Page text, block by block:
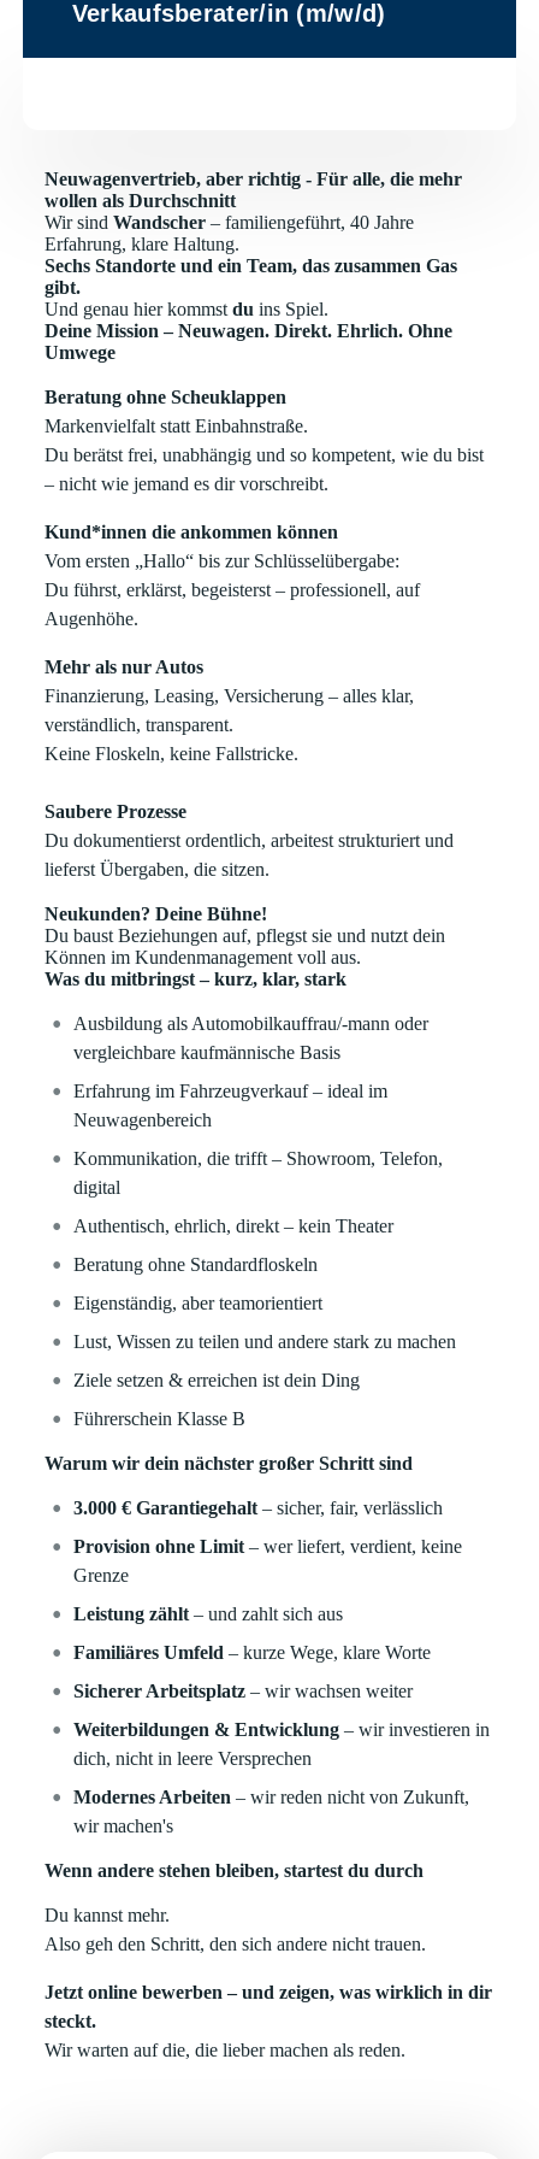
Verkaufsberater/in (m/w/d)
Neuwagenvertrieb, aber richtig - Für alle, die mehr
wollen als Durchschnitt
Wir sindWandscher – familiengeführt, 40 Jahre
Erfahrung, klare Haltung.
Sechs Standorte und ein Team, das zusammen Gas
gibt.
Und genau hier kommstdu ins Spiel.
Deine Mission – Neuwagen. Direkt. Ehrlich. Ohne
Umwege
Beratung ohne Scheuklappen
Markenvielfalt statt Einbahnstraße.
Du berätst frei, unabhängig und so kompetent, wie du bist
– nicht wie jemand es dir vorschreibt.
Kund*innen die ankommen können
Vom ersten „Hallo“ bis zur Schlüsselübergabe:
Du führst, erklärst, begeisterst – professionell, auf
Augenhöhe.
Mehr als nur Autos
Finanzierung, Leasing, Versicherung – alles klar,
verständlich, transparent.
Keine Floskeln, keine Fallstricke.
Saubere Prozesse
Du dokumentierst ordentlich, arbeitest strukturiert und
lieferst Übergaben, die sitzen.
Neukunden? Deine Bühne!
Du baust Beziehungen auf, pflegst sie und nutzt dein
Können im Kundenmanagement voll aus.
Was du mitbringst – kurz, klar, stark
Ausbildung als Automobilkauffrau/-mann oder
vergleichbare kaufmännische Basis
Erfahrung im Fahrzeugverkauf – ideal im
Neuwagenbereich
Kommunikation, die trifft – Showroom, Telefon,
digital
Authentisch, ehrlich, direkt – kein Theater
Beratung ohne Standardfloskeln
Eigenständig, aber teamorientiert
Lust, Wissen zu teilen und andere stark zu machen
Ziele setzen & erreichen ist dein Ding
Führerschein Klasse B
Warum wir dein nächster großer Schritt sind
3.000 € Garantiegehalt – sicher, fair, verlässlich
Provision ohne Limit – wer liefert, verdient, keine
Grenze
Leistung zählt – und zahlt sich aus
Familiäres Umfeld – kurze Wege, klare Worte
Sicherer Arbeitsplatz – wir wachsen weiter
Weiterbildungen & Entwicklung – wir investieren in
dich, nicht in leere Versprechen
Modernes Arbeiten – wir reden nicht von Zukunft,
wir machen's
Wenn andere stehen bleiben, startest du durch
Du kannst mehr.
Also geh den Schritt, den sich andere nicht trauen.
Jetzt online bewerben – und zeigen, was wirklich in dir
steckt.
Wir warten auf die, die lieber machen als reden.